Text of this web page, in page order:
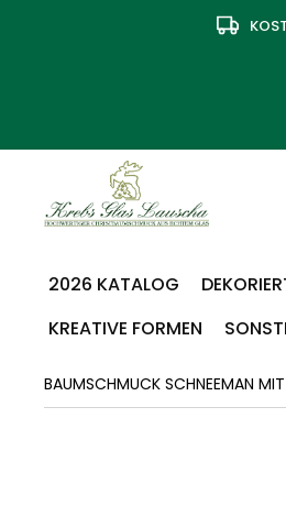
2026 KATALOG
KREATIVE FORMEN
BAUMSCHMUCK SCHNEEMAN